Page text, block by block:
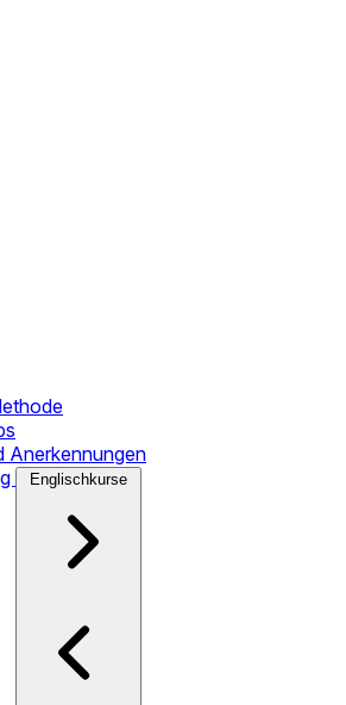
Anerkennungen
Englischkurse